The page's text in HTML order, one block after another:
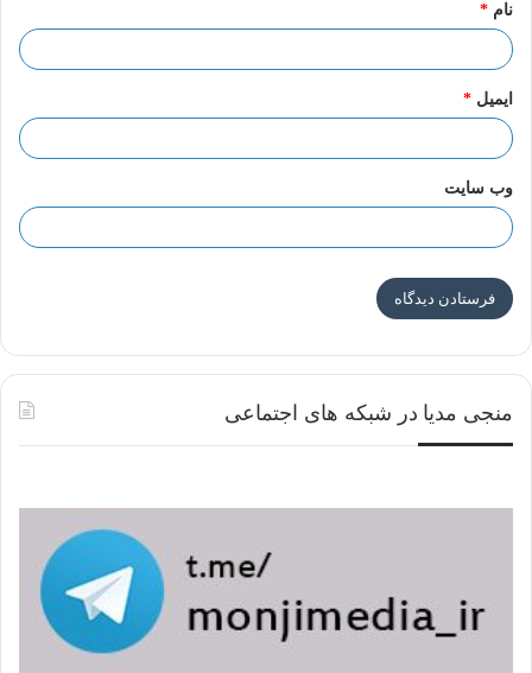
نام *
ایمیل *
وب‌ سایت
منجی مدیا در شبکه های اجتماعی